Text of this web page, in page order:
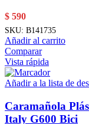
$ 590
SKU: B141735
Añadir al carrito
Comparar
Vista rápida
Añadir a la lista de
Caramañola
Italy G600 Bici